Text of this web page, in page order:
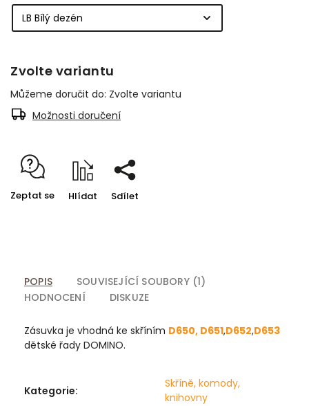
Zvolte variantu
Můžeme doručit do: Zvolte variantu
Možnosti doručení
Zeptat se Hlídat Sdílet
POPIS
SOUVISEJÍCÍ SOUBORY (1)
HODNOCENÍ
DISKUZE
Zásuvka je vhodná ke skříním D650, D651,D652,D653
dětské řady DOMINO.
Kategorie:
Skříně, komody,
knihovny